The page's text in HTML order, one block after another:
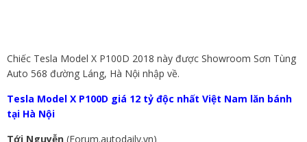
Chiếc Tesla Model X P100D 2018 này được Showroom Sơn Tùng
Auto 568 đường Láng, Hà Nội nhập về.
Tesla Model X P100D giá 12 tỷ độc nhất Việt Nam lăn bánh
tại Hà Nội
Tới Nguyễn (Forum.autodaily.vn)